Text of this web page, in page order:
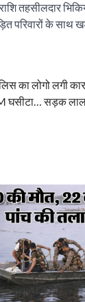
तहसीलदार
परिवारों के साथ
का लोगो लगी
घसीटा… सड़क